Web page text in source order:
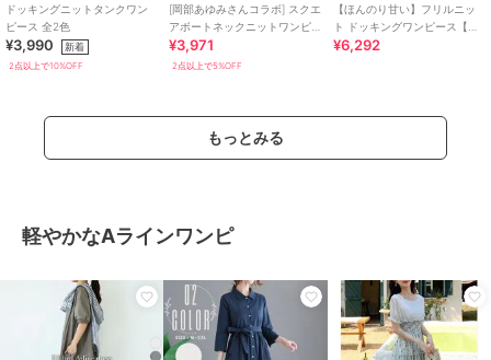
ドッキングニットタンクワン
ピース 全2色
¥3,990 新着
2点以上で10%OFF
[岡部あゆみさんコラボ] スクエ
アボートネックニットワンピ
ース(選べるタイプとサイズ)
[E3348]
¥3,971
2点以上で5%OFF
【ほんのり甘い】フリルニッ
ト ドッキングワンピース【洗
濯機可】
¥6,292
もっとみる
軽やかなAラインワンピ